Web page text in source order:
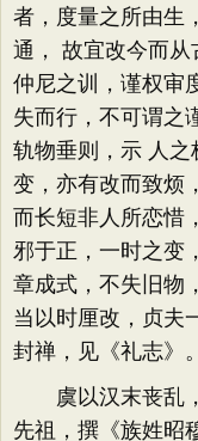
者，度量之所由生
通， 故宜改今而从
仲尼之训，谨权审
失而行，不可谓之
轨物垂则，示 人
变，亦有改而致烦
而长短非人所恋惜
邪于正，一时之变
章成式，不失旧物
当以时厘改，贞夫
封禅，见《礼志》。
虞以汉末丧乱，
先祖，撰《族姓昭